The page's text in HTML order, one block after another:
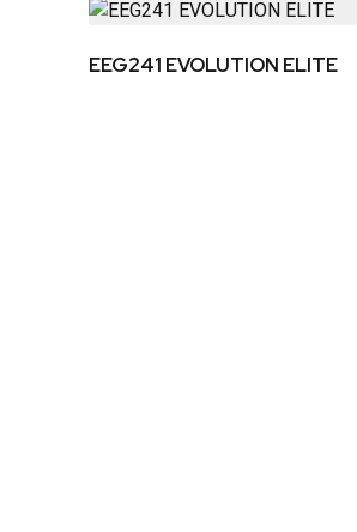
EEG241 EVOLUTION ELITE